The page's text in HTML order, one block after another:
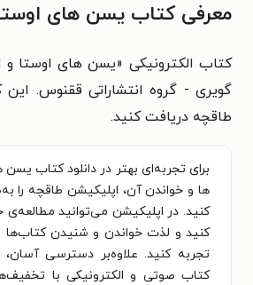
معرفی کتاب یسن های
کتاب الکترونیکی «یسن های اوستا و
گویری - گروه انتشاراتی ققنوس. این
طاقچه دریافت کنید.
برای تجربه‌ای بهتر در دانلود کتاب
ها و خواندن آن، اپلیکیشن طاقچه را
کنید. در اپلیکیشن می‌توانید
کنید و لذت خواندن و شنیدن کتاب‌ها
تجربه کنید. علاوه‌بر دسترسی آسان،
کتاب صوتی و الکترونیکی با